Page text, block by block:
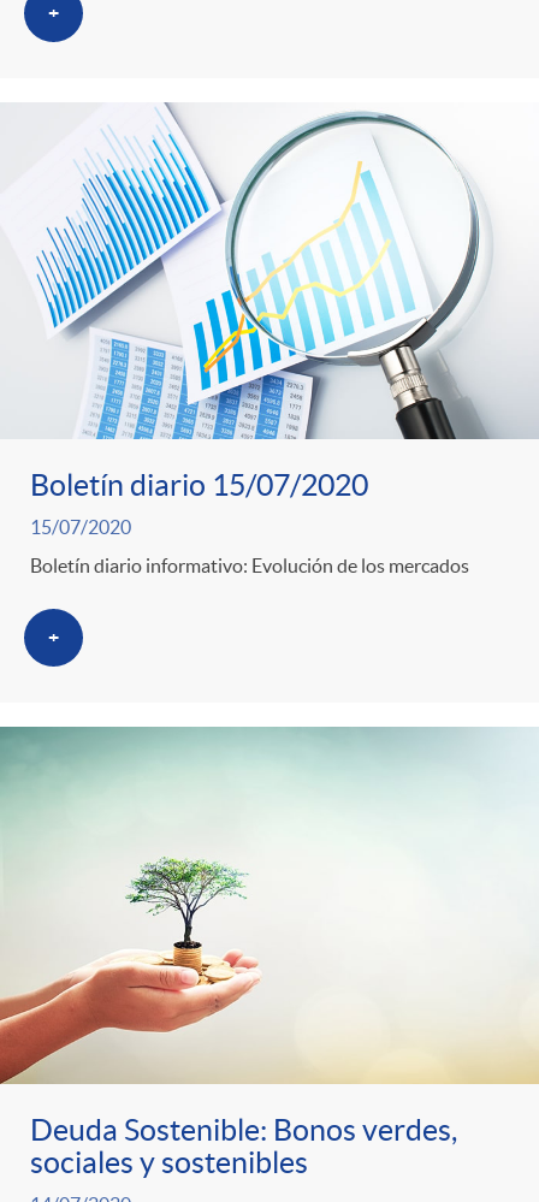
+
Boletín diario 15/07/2020
15/07/2020
Boletín diario informativo: Evolución de los mercados
+
Deuda Sostenible: Bonos verdes,
sociales y sostenibles